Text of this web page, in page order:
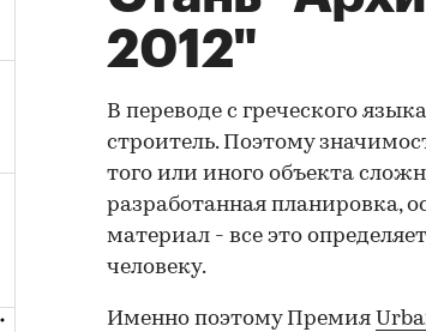
2012"
В переводе с греческого
строитель. Поэтому
того или иного объекта
разработанная планировка,
материал - все это
человеку.
Именно поэтому Премия